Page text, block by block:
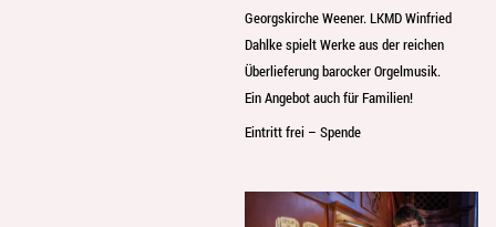
Georgskirche Weener. LKMD Winfried
Dahlke spielt Werke aus der reichen
Überlieferung barocker Orgelmusik.
Ein Angebot auch für Familien!
Eintritt frei – Spende